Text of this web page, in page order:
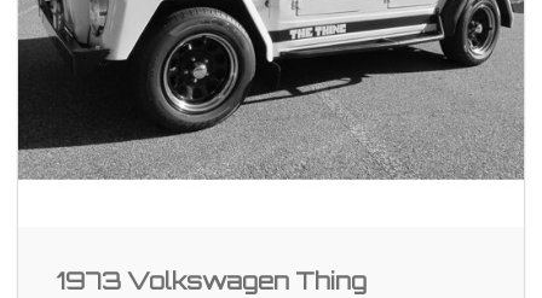
1973 Volkswagen Thing